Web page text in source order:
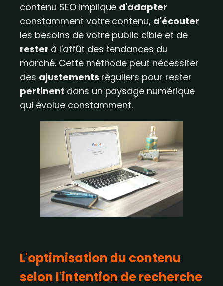
contenu SEO implique d'adapter
constamment votre contenu, d'écouter
les besoins de votre public cible et de
rester à l'affût des tendances du
marché. Cette méthode peut nécessiter
des ajustements réguliers pour rester
pertinent dans un paysage numérique
qui évolue constamment.
L'optimisation du contenu
selon l'intention de recherche